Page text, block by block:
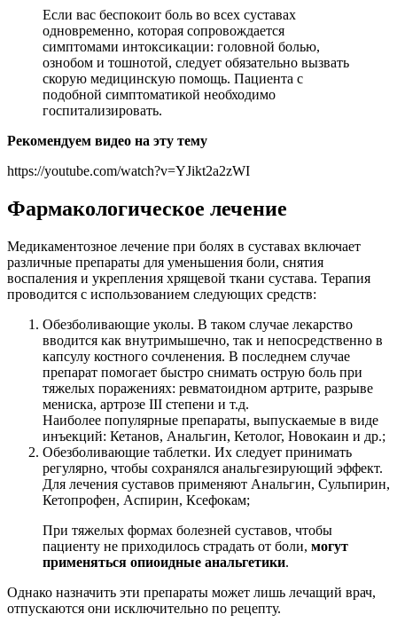
Если вас беспокоит боль во всех суставах
одновременно, которая сопровождается
симптомами интоксикации: головной болью,
ознобом и тошнотой, следует обязательно вызвать
скорую медицинскую помощь. Пациента с
подобной симптоматикой необходимо
госпитализировать.
Рекомендуем видео на эту тему
https://youtube.com/watch?v=YJikt2a2zWI
Фармакологическое лечение
Медикаментозное лечение при болях в суставах включает
различные препараты для уменьшения боли, снятия
воспаления и укрепления хрящевой ткани сустава. Терапия
проводится с использованием следующих средств:
Обезболивающие уколы. В таком случае лекарство
вводится как внутримышечно, так и непосредственно в
капсулу костного сочленения. В последнем случае
препарат помогает быстро снимать острую боль при
тяжелых поражениях: ревматоидном артрите, разрыве
мениска, артрозе III степени и т.д.
Наиболее популярные препараты, выпускаемые в виде
инъекций: Кетанов, Анальгин, Кетолог, Новокаин и др.;
Обезболивающие таблетки. Их следует принимать
регулярно, чтобы сохранялся анальгезирующий эффект.
Для лечения суставов применяют Анальгин, Сульпирин,
Кетопрофен, Аспирин, Ксефокам;
При тяжелых формах болезней суставов, чтобы
пациенту не приходилось страдать от боли, могут
применяться опиоидные анальгетики.
Однако назначить эти препараты может лишь лечащий врач,
отпускаются они исключительно по рецепту.